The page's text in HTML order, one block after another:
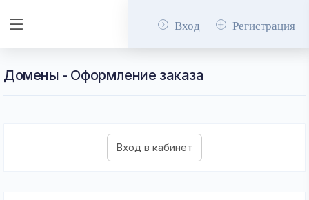
Вход Регистрация
Домены - Оформление заказа